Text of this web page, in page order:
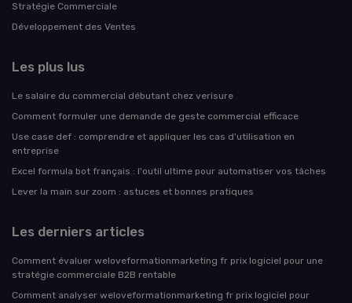
Stratégie Commerciale
Développement des Ventes
Les plus lus
Le salaire du commercial débutant chez verisure
Comment formuler une demande de geste commercial efficace
Use case def : comprendre et appliquer les cas d'utilisation en
entreprise
Excel formula bot français : l'outil ultime pour automatiser vos tâches
Lever la main sur zoom : astuces et bonnes pratiques
Les derniers articles
Comment évaluer weloveformationmarketing fr prix logiciel pour une
stratégie commerciale B2B rentable
Comment analyser weloveformationmarketing fr prix logiciel pour